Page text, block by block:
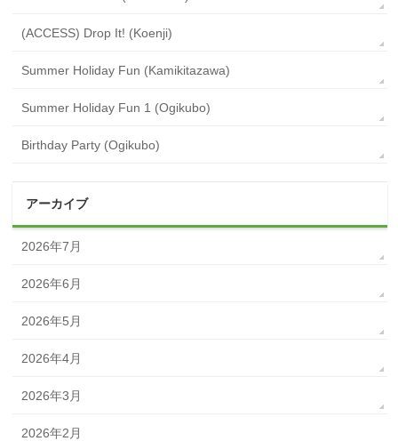
(ACCESS) Drop It! (Koenji)
Summer Holiday Fun (Kamikitazawa)
Summer Holiday Fun 1 (Ogikubo)
Birthday Party (Ogikubo)
アーカイブ
2026年7月
2026年6月
2026年5月
2026年4月
2026年3月
2026年2月